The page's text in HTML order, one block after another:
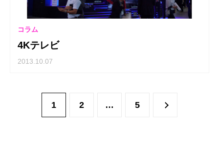
コラム
4Kテレビ
2013.10.07
1 2 … 5